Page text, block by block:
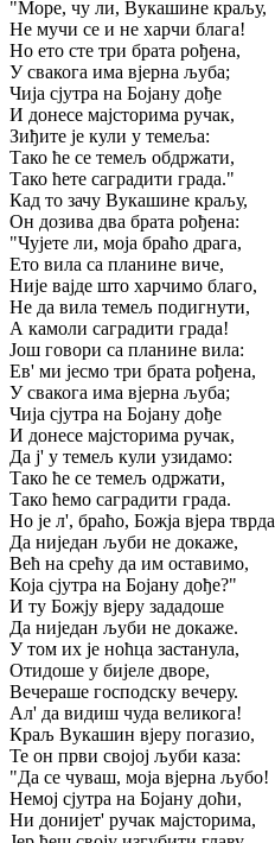
"Море, чу ли, Вукашине краљу,
Не мучи се и не харчи блага!
Но ето сте три брата рођена,
У свакога има вјерна љуба;
Чија сјутра на Бојану дође
И донесе мајсторима ручак,
Зиђите је кули у темеља:
Тако ће се темељ обдржати,
Тако ћете саградити града."
Кад то зачу Вукашине краљу,
Он дозива два брата рођена:
"Чујете ли, моја браћо драга,
Ето вила са планине виче,
Није вајде што харчимо благо,
Не да вила темељ подигнути,
А камоли саградити града!
Још говори са планине вила:
Ев' ми јесмо три брата рођена,
У свакога има вјерна љуба;
Чија сјутра на Бојану дође
И донесе мајсторима ручак,
Да ј' у темељ кули узидамо:
Тако ће се темељ одржати,
Тако ћемо саградити града.
Но је л', браћо, Божја вјера тврда
Да ниједан љуби не докаже,
Већ на срећу да им оставимо,
Која сјутра на Бојану дође?"
И ту Божју вјеру зададоше
Да ниједан љуби не докаже.
У том их је ноћца застанула,
Отидоше у бијеле дворе,
Вечераше господску вечеру.
Ал' да видиш чуда великога!
Краљ Вукашин вјеру погазио,
Те он први својој љуби каза:
"Да се чуваш, моја вјерна љубо!
Немој сјутра на Бојану доћи,
Ни донијет' ручак мајсторима,